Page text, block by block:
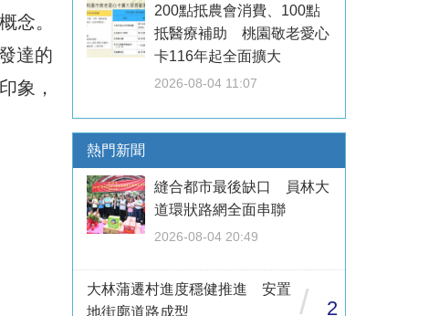
念。
達的
象，
200點抵農會消費、100點
抵醫療補助 桃園敬老愛心
卡116年起全面擴大
2026-08-04 11:07
熱門新聞
縫合都市最後缺口 員林大
道環狀路網全面串聯
2026-08-04 20:49
大林蒲遷村進度穩健推進 安置
地街廓道路成型
/ 2